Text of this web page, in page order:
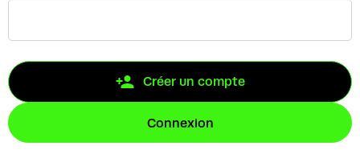
Créer un compte
Connexion